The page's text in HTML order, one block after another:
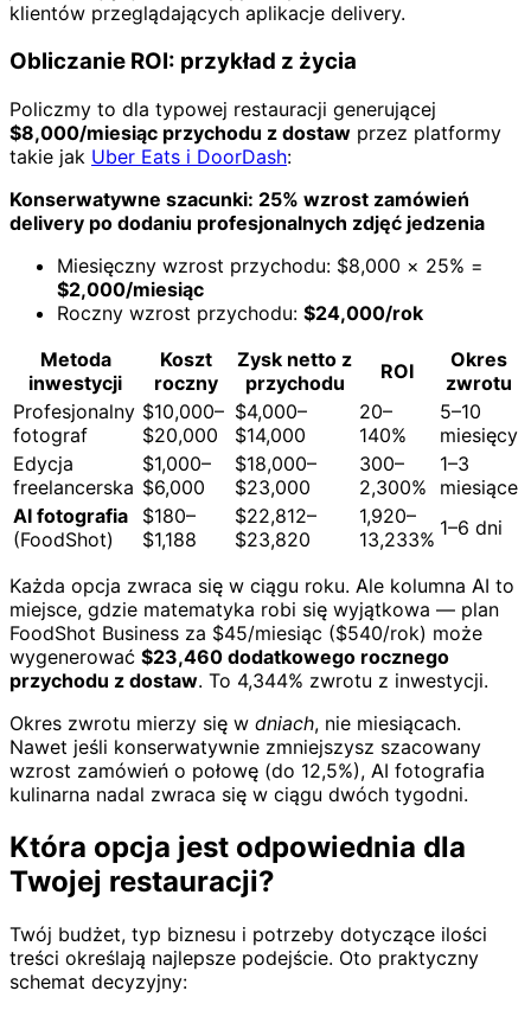
klientów przeglądających aplikacje delivery.
Obliczanie ROI: przykład z życia
Policzmy to dla typowej restauracji generującej
$8,000/miesiąc przychodu z dostaw przez platformy
takie jak Uber Eats i DoorDash:
Konserwatywne szacunki: 25% wzrost zamówień
delivery po dodaniu profesjonalnych zdjęć jedzenia
Miesięczny wzrost przychodu: $8,000 × 25% =
$2,000/miesiąc
Roczny wzrost przychodu: $24,000/rok
Metoda
inwestycji
Koszt
roczny
Zysk netto z
przychodu
ROI
Okres
zwrotu
Profesjonalny
fotograf
$10,000–
$20,000
$4,000–
$14,000
20–
140%
5–10
miesięcy
Edycja
freelancerska
$1,000–
$6,000
$18,000–
$23,000
300–
2,300%
1–3
miesiące
AI fotografia
(FoodShot)
$180–
$1,188
$22,812–
$23,820
1,920–
13,233% 1–6 dni
Każda opcja zwraca się w ciągu roku. Ale kolumna AI to
miejsce, gdzie matematyka robi się wyjątkowa — plan
FoodShot Business za $45/miesiąc ($540/rok) może
wygenerować $23,460 dodatkowego rocznego
przychodu z dostaw. To 4,344% zwrotu z inwestycji.
Okres zwrotu mierzy się w dniach, nie miesiącach.
Nawet jeśli konserwatywnie zmniejszysz szacowany
wzrost zamówień o połowę (do 12,5%), AI fotografia
kulinarna nadal zwraca się w ciągu dwóch tygodni.
Która opcja jest odpowiednia dla
Twojej restauracji?
Twój budżet, typ biznesu i potrzeby dotyczące ilości
treści określają najlepsze podejście. Oto praktyczny
schemat decyzyjny: